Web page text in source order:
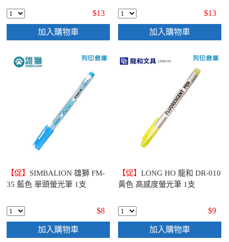
$13
加入購物車
$13
加入購物車
【促】 SIMBALION 雄獅 FM-
35 藍色 單頭螢光筆 1支
$8
加入購物車
【促】LONG HO 龍和 DR-010
黃色 高感度螢光筆 1支
$9
加入購物車